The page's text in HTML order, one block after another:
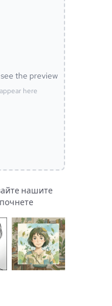
the preview
here
нашите